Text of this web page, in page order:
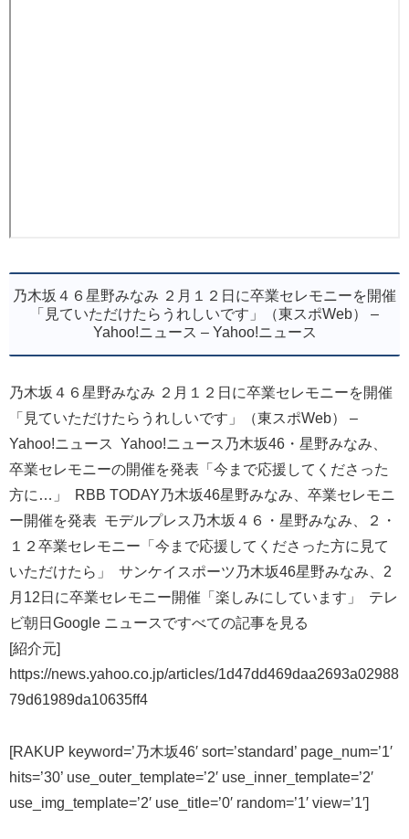
乃木坂４６星野みなみ ２月１２日に卒業セレモニーを開催
「見ていただけたらうれしいです」（東スポWeb） –
Yahoo!ニュース – Yahoo!ニュース
乃木坂４６星野みなみ ２月１２日に卒業セレモニーを開催
「見ていただけたらうれしいです」（東スポWeb） –
Yahoo!ニュース Yahoo!ニュース乃木坂46・星野みなみ、
卒業セレモニーの開催を発表「今まで応援してくださった
方に…」 RBB TODAY乃木坂46星野みなみ、卒業セレモニ
ー開催を発表 モデルプレス乃木坂４６・星野みなみ、２・
１２卒業セレモニー「今まで応援してくださった方に見て
いただけたら」 サンケイスポーツ乃木坂46星野みなみ、2
月12日に卒業セレモニー開催「楽しみにしています」 テレ
ビ朝日Google ニュースですべての記事を見る
[紹介元]
https://news.yahoo.co.jp/articles/1d47dd469daa2693a02988
79d61989da10635ff4
[RAKUP keyword=’乃木坂46′ sort=’standard’ page_num=’1′
hits=’30’ use_outer_template=’2′ use_inner_template=’2′
use_img_template=’2′ use_title=’0′ random=’1′ view=’1′]